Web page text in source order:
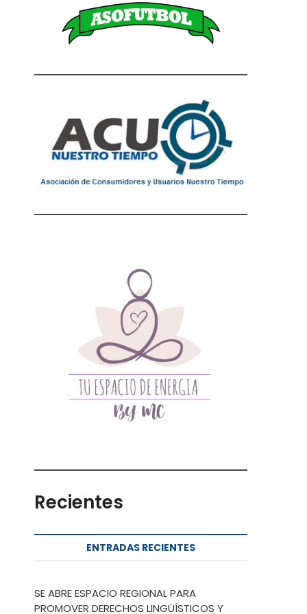
Recientes
ENTRADAS RECIENTES
SE ABRE ESPACIO REGIONAL PARA
PROMOVER DERECHOS LINGÜÍSTICOS Y